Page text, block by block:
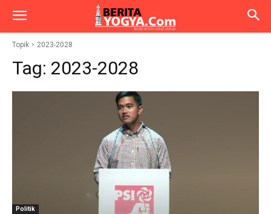
Topik 2023-2028
Tag: 2023-2028
Politik